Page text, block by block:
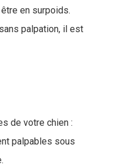
en surpoids.
palpation, il est
de votre chien :
palpables sous